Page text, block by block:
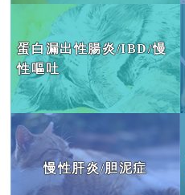
蛋白漏出性腸炎/IBD/慢
性嘔吐
慢性肝炎/胆泥症